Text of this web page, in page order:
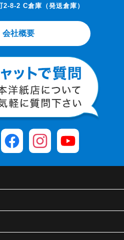
8-2 C倉庫（発送倉庫）
会社概要